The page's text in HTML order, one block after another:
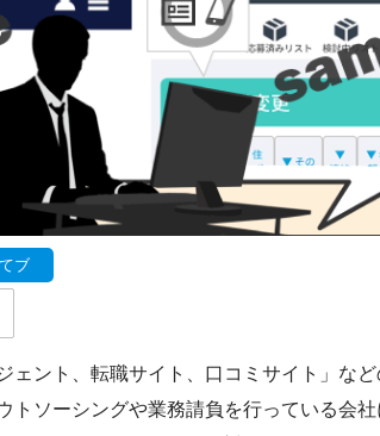
ブ
ェント、転職サイト、口コミサイト」など
トソーシングや業務請負を行っている会